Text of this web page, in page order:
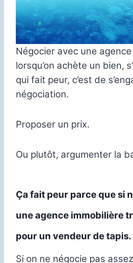
Négocier avec une
lorsqu’on achète un bien,
qui fait peur, c’est de
négociation.
Proposer un prix.
Ou plutôt, argumenter la
Ça fait peur parce que si
une agence immobilière
pour un vendeur de tapis.
Si on ne négocie pas